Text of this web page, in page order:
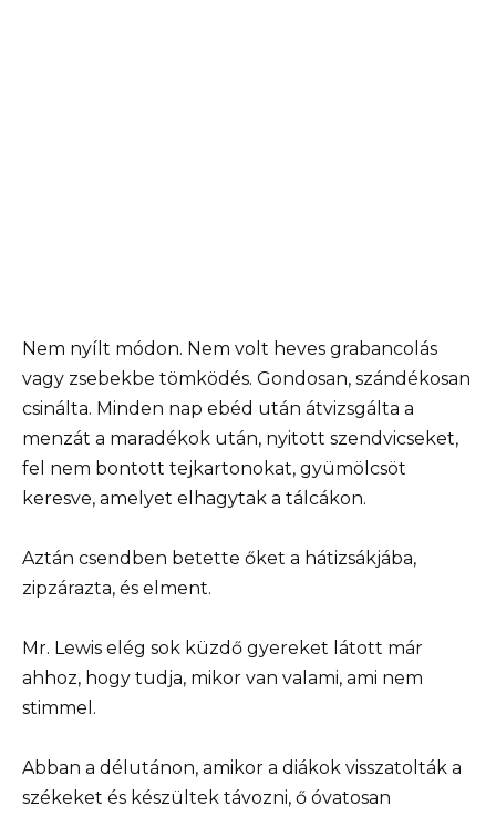
Nem nyílt módon. Nem volt heves grabancolás
vagy zsebekbe tömködés. Gondosan, szándékosan
csinálta. Minden nap ebéd után átvizsgálta a
menzát a maradékok után, nyitott szendvicseket,
fel nem bontott tejkartonokat, gyümölcsöt
keresve, amelyet elhagytak a tálcákon.
Aztán csendben betette őket a hátizsákjába,
zipzárazta, és elment.
Mr. Lewis elég sok küzdő gyereket látott már
ahhoz, hogy tudja, mikor van valami, ami nem
stimmel.
Abban a délutánon, amikor a diákok visszatolták a
székeket és készültek távozni, ő óvatosan